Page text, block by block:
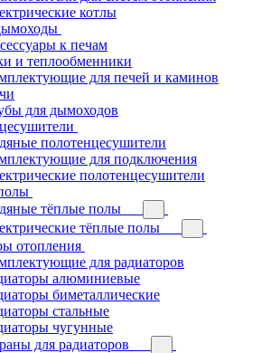
котлы
к печам
и теплообменники
для печей и каминов
для дымоходов
полотенцесушители
для подключения
полотенцесушители
тёплые полы
тёплые полы
отопления
для радиаторов
алюминиевые
биметаллические
стальные
чугунные
для радиаторов